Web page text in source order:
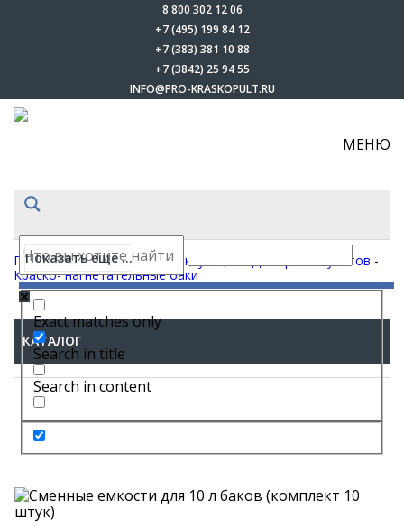
8 800 302 12 06
+7 (495) 199 84 12
+7 (383) 381 10 88
+7 (3842) 25 94 55
INFO@PRO-KRASKOPULT.RU
МЕНЮ
Показать еще ...
Exact matches only
Search in title
Search in content
Главная-Каталог-Комплектующие Для краскопультов -
Краско- нагнетательные баки
КАТАЛОГ